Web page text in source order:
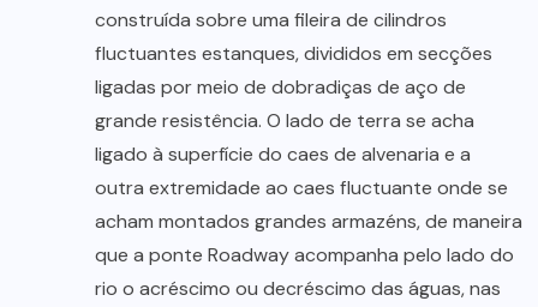
construída sobre uma fileira de cilindros
fluctuantes estanques, divididos em secções
ligadas por meio de dobradiças de aço de
grande resistência. O lado de terra se acha
ligado à superfície do caes de alvenaria e a
outra extremidade ao caes fluctuante onde se
acham montados grandes armazéns, de maneira
que a ponte Roadway acompanha pelo lado do
rio o acréscimo ou decréscimo das águas, nas